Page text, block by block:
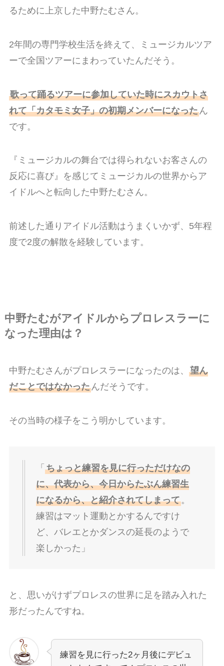
るために上京した中野たむさん。
2年間の専門学校生活を終えて、ミュージカルツア
ーで全国ツアーにまわっていたんだそう。
歌って踊るツアーに参加していた時にスカウトさ
れて「カタモミ女子」の初期メンバーになったん
です。
『ミュージカルの舞台では得られないお客さんの
反応に喜び』を感じてミュージカルの世界からア
イドルへと転向した中野たむさん。
前述した通りアイドル活動はうまくいかず、5年程
度で2度の解散を経験しています。
中野たむがアイドルからプロレスラーに
なった理由は？
中野たむさんがプロレスラーになったのは、 望ん
だことではなかったんだそうです。
その当時の様子をこう明かしています。
「 ちょっと練習を見に行っただけなの
に、代表から、今日からたぶん練習生
になるから、と紹介されてしまって。
練習はマット運動とかするんですけ
ど、バレエとかダンスの延長のようで
楽しかった」
と、思いがけずプロレスの世界に足を踏み入れた
形だったんですね。
練習を見に行った2ヶ月後にデビュ